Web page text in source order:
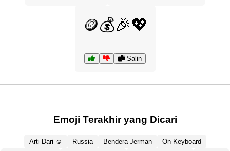
🪙💰🎉💖
Salin
Emoji Terakhir yang Dicari
Arti Dari ☺️ Russia Bendera Jerman
On Keyboard